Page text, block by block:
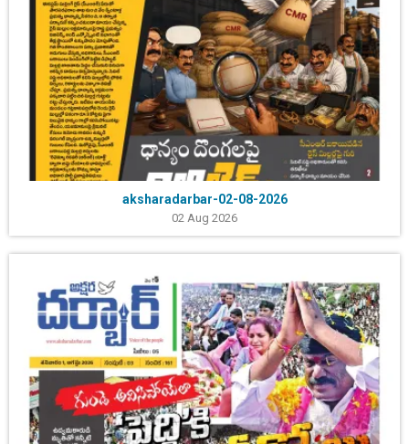
aksharadarbar-02-08-2026
02 Aug 2026